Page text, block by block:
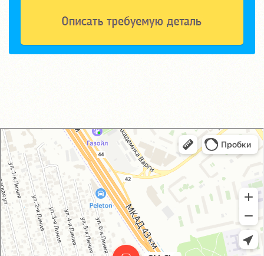
GM-City&VAG-Repair
Автосервис, автотехцентр в Москве
Магазин автозапчастей и автотоваров в Москве